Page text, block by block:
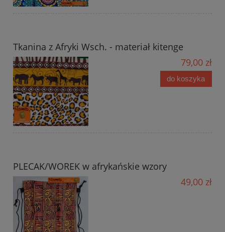
Tkanina z Afryki Wsch. - materiał kitenge
79,00 zł
do koszyka
PLECAK/WOREK w afrykańskie wzory
49,00 zł